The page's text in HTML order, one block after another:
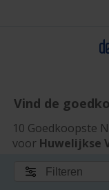
Vind de
10 Goedkoopste
voor Huwelijkse
Filteren